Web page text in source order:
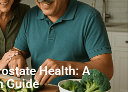
Health: A
Guide